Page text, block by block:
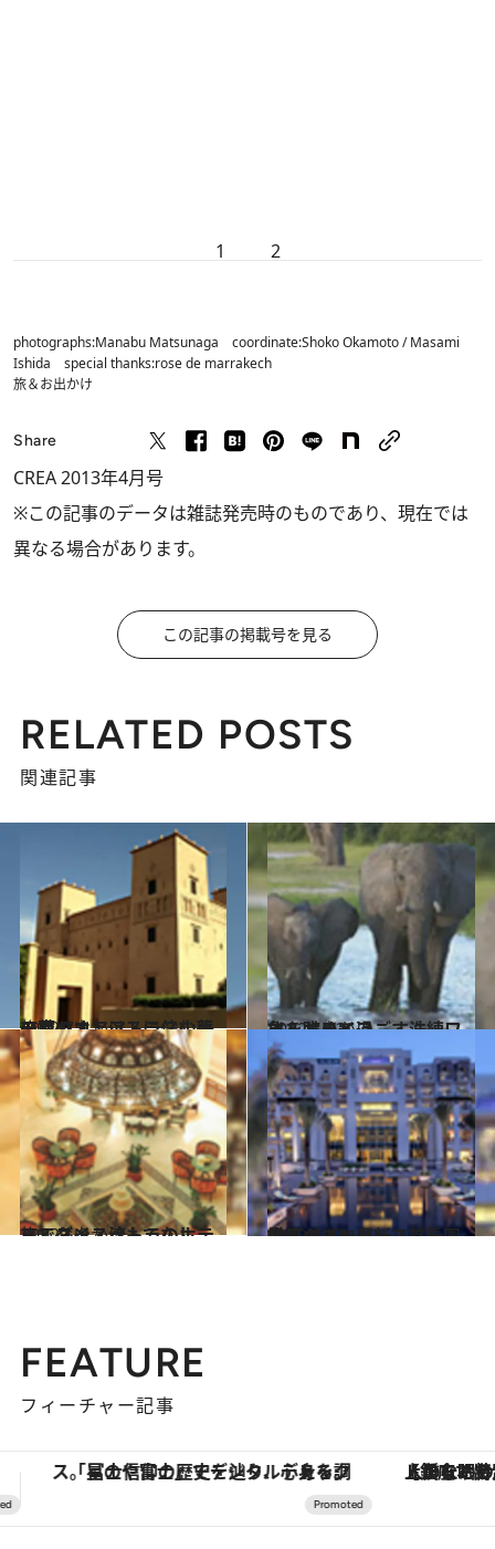
1 2
photographs:Manabu Matsunaga coordinate:Shoko Okamoto / Masami
Ishida special thanks:rose de marrakech
旅＆お出かけ
Share
CREA 2013年4月号
※この記事のデータは雑誌発売時のものであり、現在では
異なる場合があります。
この記事の掲載号を見る
RELATED POSTS
関連記事
2012.7.9
モロッコ、アトラス山脈の麓のオアシスに佇む夢の家
旅＆お出かけ 2012.5.23
象を眺めて過ごす洗練ワイルドライフ
旅＆お出かけ
2012.5.8
ヨルダン・ペトラのホテルでスイス流もてなし
旅＆お出かけ 2012.8.23
中東のゴージャス首長国アブダビに最新リゾート登場
旅＆お出かけ
FEATURE
フィーチャー記事
【銀座で出合う最旬美容】美髪ケアや上質な眠り…セルフケアのアップデートから、特別な名入れギフトまで。大人のための「ReFa GINZA」クルーズ 【夏限定ディナーコース】旬を